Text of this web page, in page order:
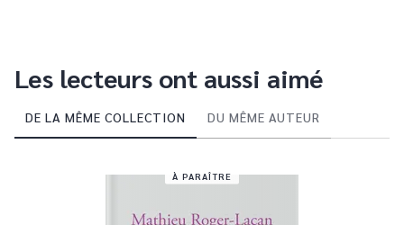
Les lecteurs ont aussi aimé
DE LA MÊME COLLECTION DU MÊME AUTEUR
À PARAÎTRE